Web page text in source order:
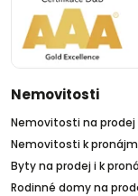
Nemovitosti
Nemovitosti na prodej
Nemovitosti k
Byty na prodej i k
Rodinné domy na